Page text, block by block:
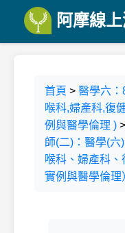
阿摩線
首頁 > 醫學六：
喉科,婦產科,復
例與醫學倫理 ) >
師(二)：醫學(
喉科、婦產科
實例與醫學倫理